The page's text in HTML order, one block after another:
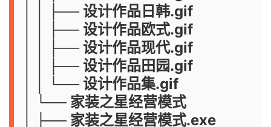
│ │ ├── 设计作品日韩.gif
│ │ ├── 设计作品欧式.gif
│ │ ├── 设计作品现代.gif
│ │ ├── 设计作品田园.gif
│ │ └── 设计作品集.gif
│ └── 家装之星经营模式
│ ├── 家装之星经营模式.exe